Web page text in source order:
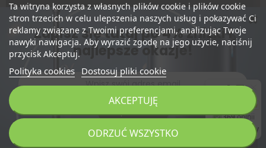
DODAJ DO KOSZYKA
Ta witryna korzysta z własnych plików cookie i plików cookie
stron trzecich w celu ulepszenia naszych usług i pokazywać Ci
reklamy związane z Twoimi preferencjami, analizując Twoje
nawyki nawigacja. Aby wyrazić zgodę na jego użycie, naciśnij
przycisk Akceptuj.
Polityka cookies Dostosuj pliki cookie
ODRZUĆ WSZYSTKO
AKCEPTUJĘ
Zapisz się tutaj po 4% zniżki i
najlepsze okazje!
Zapisz Mnie